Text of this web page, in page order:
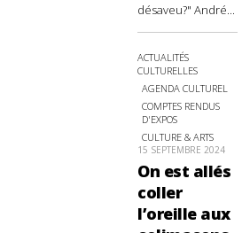
désaveu?" André...
ACTUALITÉS
CULTURELLES
AGENDA CULTUREL
COMPTES RENDUS
D'EXPOS
CULTURE & ARTS
15 SEPTEMBRE 2024
On est allés
coller
l’oreille aux